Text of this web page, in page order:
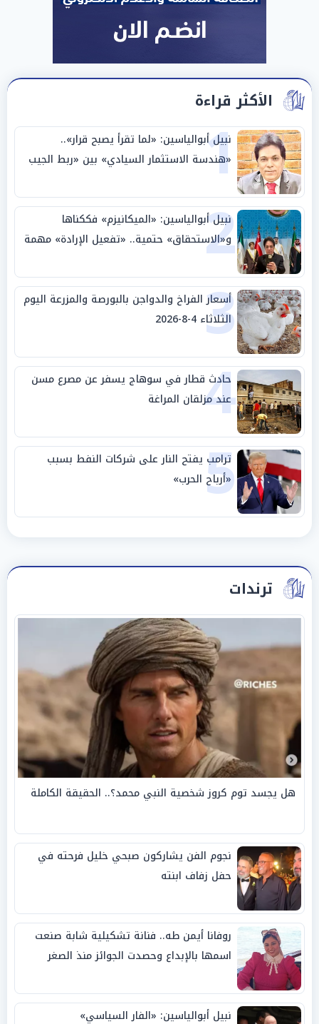
الأكثر قراءة
1
نبيل أبوالياسين: «لما تقرأ يصبح قرار»..
«هندسة الاستثمار السيادي» بين «ربط الجيب
بالوطن» و«سيادة الكلمة»
2
نبيل أبوالياسين: «الميكانيزم» فككناها
و«الاستحقاق» حتمية.. «تفعيل الإرادة» مهمة
الجامعة العربية
3
أسعار الفراخ والدواجن بالبورصة والمزرعة اليوم
الثلاثاء 4-8-2026
4
حادث قطار في سوهاج يسفر عن مصرع مسن
عند مزلقان المراغة
5
ترامب يفتح النار على شركات النفط بسبب
«أرباح الحرب»
ترندات
هل يجسد توم كروز شخصية النبي محمد؟.. الحقيقة الكاملة
نجوم الفن يشاركون صبحي خليل فرحته في
حفل زفاف ابنته
روفانا أيمن طه.. فنانة تشكيلية شابة صنعت
اسمها بالإبداع وحصدت الجوائز منذ الصغر
نبيل أبوالياسين: «الفار السياسي»